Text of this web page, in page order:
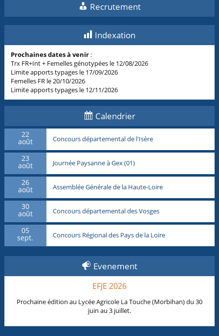
Recrutement
Indexation
Prochaines dates à venir :
Trx FR+Int + Femelles génotypées le 12/08/2026
Limite apports typages le 17/09/2026
Femelles FR le 20/10/2026
Limite apports typages le 12/11/2026
Calendrier
22
août Concours départemental de l'Isère
23
août Journée Paysanne à Gex (01)
26
août Assemblée Générale de la Haute-Loire
30
août Concours départemental des Vosges
05
sept. Concours Régional des Pays de la Loire
Evenement
EFJE 2026
Prochaine édition au Lycée Agricole La Touche (Morbihan) du 30
juin au 3 juillet.